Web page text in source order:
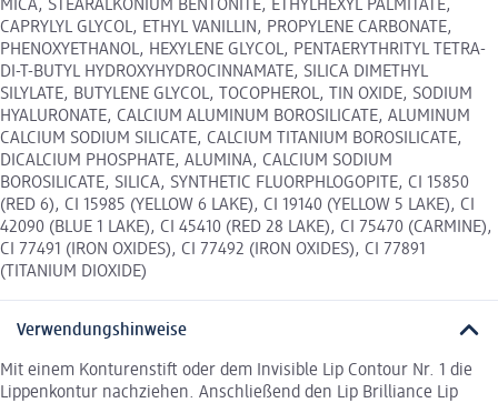
MICA, STEARALKONIUM BENTONITE, ETHYLHEXYL PALMITATE,
CAPRYLYL GLYCOL, ETHYL VANILLIN, PROPYLENE CARBONATE,
PHENOXYETHANOL, HEXYLENE GLYCOL, PENTAERYTHRITYL TETRA-
DI-T-BUTYL HYDROXYHYDROCINNAMATE, SILICA DIMETHYL
SILYLATE, BUTYLENE GLYCOL, TOCOPHEROL, TIN OXIDE, SODIUM
HYALURONATE, CALCIUM ALUMINUM BOROSILICATE, ALUMINUM
CALCIUM SODIUM SILICATE, CALCIUM TITANIUM BOROSILICATE,
DICALCIUM PHOSPHATE, ALUMINA, CALCIUM SODIUM
BOROSILICATE, SILICA, SYNTHETIC FLUORPHLOGOPITE, CI 15850
(RED 6), CI 15985 (YELLOW 6 LAKE), CI 19140 (YELLOW 5 LAKE), CI
42090 (BLUE 1 LAKE), CI 45410 (RED 28 LAKE), CI 75470 (CARMINE),
CI 77491 (IRON OXIDES), CI 77492 (IRON OXIDES), CI 77891
(TITANIUM DIOXIDE)
Verwendungshinweise
Mit einem Konturenstift oder dem Invisible Lip Contour Nr. 1 die
Lippenkontur nachziehen. Anschließend den Lip Brilliance Lip